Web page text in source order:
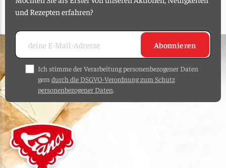
und Rezepten erfahren?
Abonnieren
Ich stimme der Verarbeitung personenbezogener Daten
gem durch die DSGVO-Verordnung zum Schutz
personenbezogener Daten.